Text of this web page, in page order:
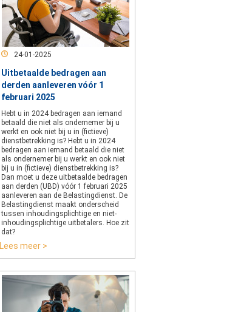
24-01-2025
Uitbetaalde bedragen aan
derden aanleveren vóór 1
februari 2025
Hebt u in 2024 bedragen aan iemand
betaald die niet als ondernemer bij u
werkt en ook niet bij u in (fictieve)
dienstbetrekking is? Hebt u in 2024
bedragen aan iemand betaald die niet
als ondernemer bij u werkt en ook niet
bij u in (fictieve) dienstbetrekking is?
Dan moet u deze uitbetaalde bedragen
aan derden (UBD) vóór 1 februari 2025
aanleveren aan de Belastingdienst. De
Belastingdienst maakt onderscheid
tussen inhoudingsplichtige en niet-
inhoudingsplichtige uitbetalers. Hoe zit
dat?
Lees meer >